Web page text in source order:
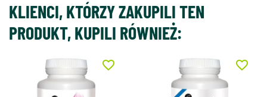
KLIENCI, KTÓRZY ZAKUPILI TEN
PRODUKT, KUPILI RÓWNIEŻ:
favorite_border favorite_border